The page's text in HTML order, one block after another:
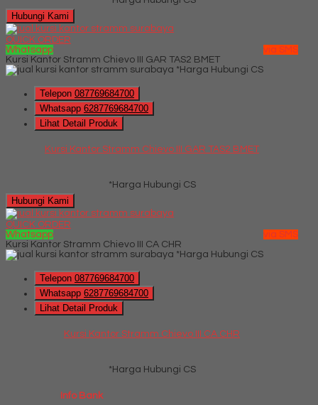
Hubungi Kami
QUICK ORDER
Whatsapp
via SMS
Kursi Kantor Stramm Chievo III GAR TAS2 BMET
*Harga Hubungi CS
Telepon 087769684700
Whatsapp 6287769684700
Lihat Detail Produk
Kursi Kantor Stramm Chievo III GAR TAS2 BMET
*Harga Hubungi CS
Hubungi Kami
QUICK ORDER
Whatsapp
via SMS
Kursi Kantor Stramm Chievo III CA CHR
*Harga Hubungi CS
Telepon 087769684700
Whatsapp 6287769684700
Lihat Detail Produk
Kursi Kantor Stramm Chievo III CA CHR
*Harga Hubungi CS
Info Bank